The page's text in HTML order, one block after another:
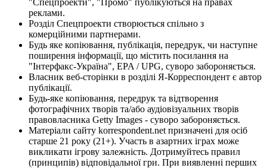
реклами.
Розділ Спецпроекти створюється спільно з
комерційними партнерами.
Будь яке копіювання, публікація, передрук, чи наступне
поширення інформації, що містить посилання на
"Інтерфакс-Україна", EPA / UPG, суворо забороняється.
Власник веб-сторінки в розділі Я-Корреспондент є автор
публікації.
Будь-яке копіювання, передрук та відтворення
фотографічних творів та/або аудіовізуальних творів
правовласника Getty Images - суворо забороняється.
Матеріали сайту korrespondent.net призначені для осіб
старше 21 року (21+). Участь в азартних іграх може
викликати ігрову залежність. Дотримуйтесь правил
(принципів) відповідальної гри. При виявленні перших